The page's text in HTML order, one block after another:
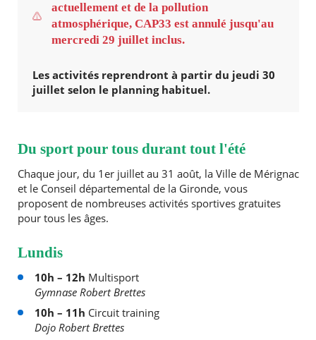
actuellement et de la pollution
atmosphérique, CAP33 est annulé jusqu'au
mercredi 29 juillet inclus.
Les activités reprendront à partir du jeudi 30
juillet selon le planning habituel.
Du sport pour tous durant tout l'été
Chaque jour, du 1er juillet au 31 août, la Ville de Mérignac
et le Conseil départemental de la Gironde, vous
proposent de nombreuses activités sportives gratuites
pour tous les âges.
Lundis
10h – 12h Multisport
Gymnase Robert Brettes
10h – 11h Circuit training
Dojo Robert Brettes